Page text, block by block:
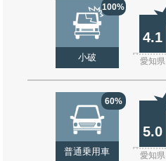
100%
小破
4.1
愛知県
60%
普通乗用車
5.0
愛知県